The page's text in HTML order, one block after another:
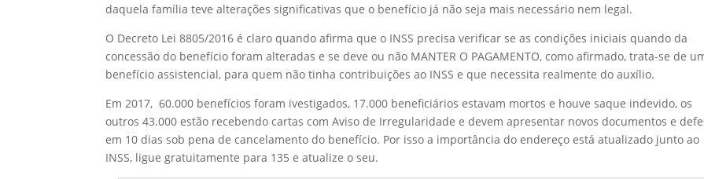
daquela família teve alterações significativas que o benefício já não seja mais necessário nem legal.
O Decreto Lei 8805/2016 é claro quando afirma que o INSS precisa verificar se as condições iniciais quando da
concessão do benefício foram alteradas e se deve ou não MANTER O PAGAMENTO, como afirmado, trata-se de
benefício assistencial, para quem não tinha contribuições ao INSS e que necessita realmente do auxílio.
Em 2017, 60.000 benefícios foram ivestigados, 17.000 beneficiários estavam mortos e houve saque indevido, os
outros 43.000 estão recebendo cartas com Aviso de Irregularidade e devem apresentar novos documentos e
em 10 dias sob pena de cancelamento do benefício. Por isso a importância do endereço está atualizado junto ao
INSS, ligue gratuitamente para 135 e atualize o seu.